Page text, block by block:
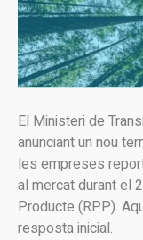
El Ministeri de
anunciant un nou
les empreses
al mercat durant el
Producte (RPP).
resposta inicial.